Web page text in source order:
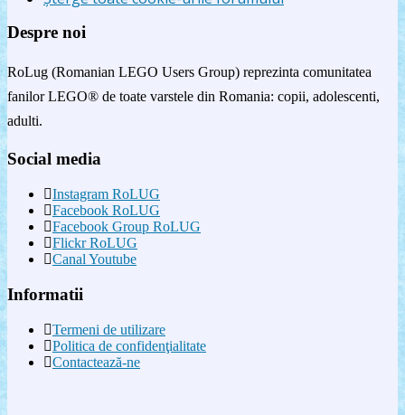
Despre noi
RoLug (Romanian LEGO Users Group) reprezinta comunitatea
fanilor LEGO® de toate varstele din Romania: copii, adolescenti,
adulti.
Social media
Instagram RoLUG
Facebook RoLUG
Facebook Group RoLUG
Flickr RoLUG
Canal Youtube
Informatii
Termeni de utilizare
Politica de confidenţialitate
Contactează-ne